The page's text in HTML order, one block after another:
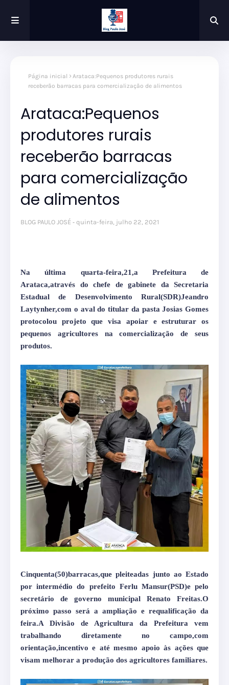
Página inicial
Arataca:Pequenos produtores rurais
receberão barracas para comercialização de alimentos
Arataca:Pequenos
produtores rurais
receberão barracas
para comercialização
de alimentos
BLOG PAULO JOSÉ quinta-feira, julho 22, 2021
Na última quarta-feira,21,a Prefeitura de
Arataca,através do chefe de gabinete da Secretaria
Estadual de Desenvolvimento Rural(SDR)Jeandro
Laytynher,com o aval do titular da pasta Josias Gomes
protocolou projeto que visa apoiar e estruturar os
pequenos agricultores na comercialização de seus
produtos.
Cinquenta(50)barracas,que pleiteadas junto ao Estado
por intermédio do prefeito Ferlu Mansur(PSD)e pelo
secretário de governo municipal Renato Freitas.O
próximo passo será a ampliação e requalificação da
feira.A Divisão de Agricultura da Prefeitura vem
trabalhando diretamente no campo,com
orientação,incentivo e até mesmo apoio às ações que
visam melhorar a produção dos agricultores familiares.